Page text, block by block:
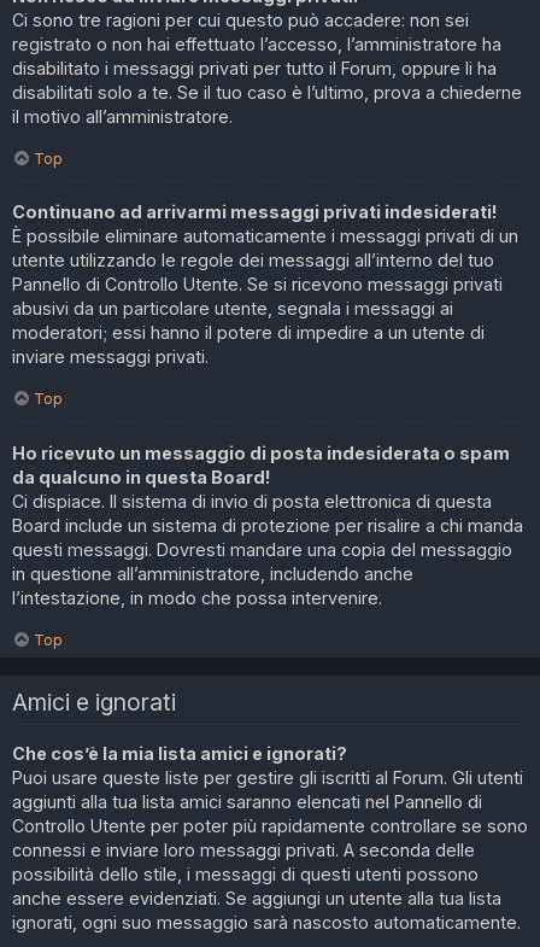
Ci sono tre ragioni per cui questo può accadere: non sei
registrato o non hai effettuato l’accesso, l’amministratore ha
disabilitato i messaggi privati per tutto il Forum, oppure li ha
disabilitati solo a te. Se il tuo caso è l’ultimo, prova a chiederne
il motivo all’amministratore.
Top
Continuano ad arrivarmi messaggi privati indesiderati!
È possibile eliminare automaticamente i messaggi privati ​​di un
utente utilizzando le regole dei messaggi all’interno del tuo
Pannello di Controllo Utente. Se si ricevono messaggi privati ​​
abusivi da un particolare utente, segnala i messaggi ai
moderatori; essi hanno il potere di impedire a un utente di
inviare messaggi privati​​.
Top
Ho ricevuto un messaggio di posta indesiderata o spam
da qualcuno in questa Board!
Ci dispiace. Il sistema di invio di posta elettronica di questa
Board include un sistema di protezione per risalire a chi manda
questi messaggi. Dovresti mandare una copia del messaggio
in questione all’amministratore, includendo anche
l’intestazione, in modo che possa intervenire.
Top
Amici e ignorati
Che cos’è la mia lista amici e ignorati?
Puoi usare queste liste per gestire gli iscritti al Forum. Gli utenti
aggiunti alla tua lista amici saranno elencati nel Pannello di
Controllo Utente per poter più rapidamente controllare se sono
connessi e inviare loro messaggi privati. A seconda delle
possibilità dello stile, i messaggi di questi utenti possono
anche essere evidenziati. Se aggiungi un utente alla tua lista
ignorati, ogni suo messaggio sarà nascosto automaticamente.